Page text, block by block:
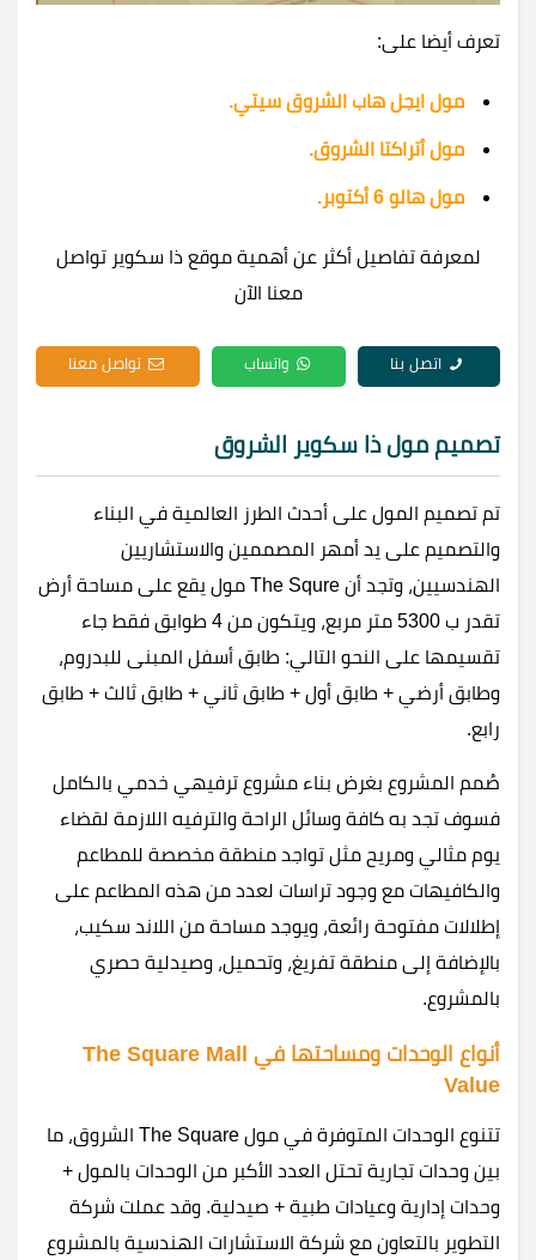
تعرف أيضا على:
مول ايجل هاب الشروق سيتي.
مول أتراكتا الشروق.
مول هالو 6 أكتوبر.
لمعرفة تفاصيل أكثر عن أهمية موقع ذا سكوير تواصل
معنا الآن
اتصل بنا واتساب تواصل معنا
تصميم مول ذا سكوير الشروق
تم تصميم المول على أحدث الطرز العالمية في البناء
والتصميم على يد أمهر المصممين والاستشاريين
الهندسيين، وتجد أن The Squre مول يقع على مساحة أرض
تقدر ب 5300 متر مربع، ويتكون من 4 طوابق فقط جاء
تقسيمها على النحو التالي: طابق أسفل المبنى للبدروم،
وطابق أرضي + طابق أول + طابق ثاني + طابق ثالث + طابق
رابع.
صُمم المشروع بغرض بناء مشروع ترفيهي خدمي بالكامل
فسوف تجد به كافة وسائل الراحة والترفيه اللازمة لقضاء
يوم مثالي ومريح مثل تواجد منطقة مخصصة للمطاعم
والكافيهات مع وجود تراسات لعدد من هذه المطاعم على
إطلالات مفتوحة رائعة، ويوجد مساحة من اللاند سكيب،
بالإضافة إلى منطقة تفريغ، وتحميل، وصيدلية حصري
بالمشروع.
أنواع الوحدات ومساحتها في The Square Mall
Value
تتنوع الوحدات المتوفرة في مول The Square الشروق، ما
بين وحدات تجارية تحتل العدد الأكبر من الوحدات بالمول +
وحدات إدارية وعيادات طبية + صيدلية. وقد عملت شركة
التطوير بالتعاون مع شركة الاستشارات الهندسية بالمشروع